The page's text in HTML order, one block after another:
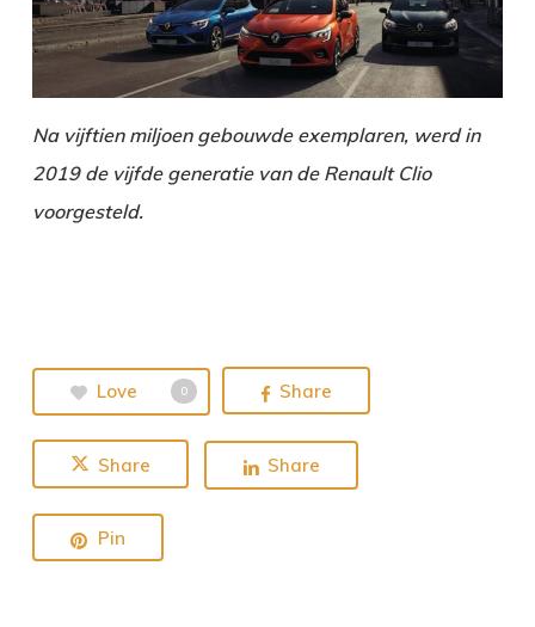
Na vijftien miljoen gebouwde exemplaren, werd in
2019 de vijfde generatie van de Renault Clio
voorgesteld.
Love 0 Share
Share Share
Pin